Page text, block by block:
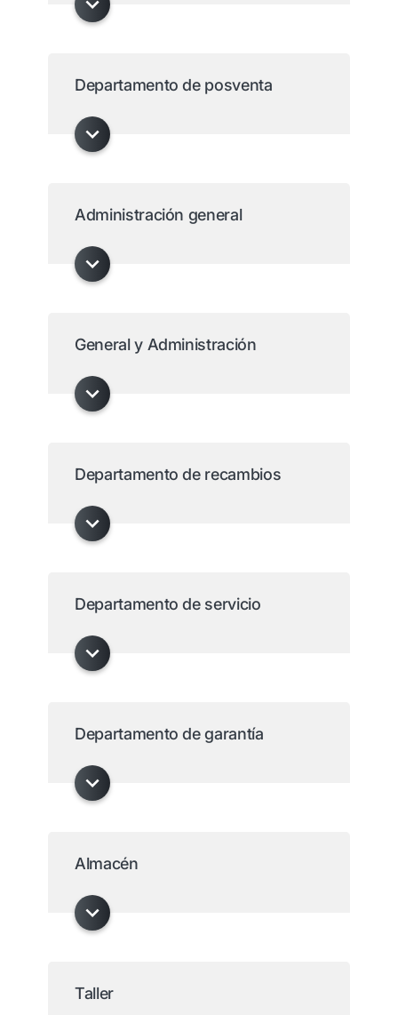
Departamento de posventa
Administración general
General y Administración
Departamento de recambios
Departamento de servicio
Departamento de garantía
Almacén
Taller